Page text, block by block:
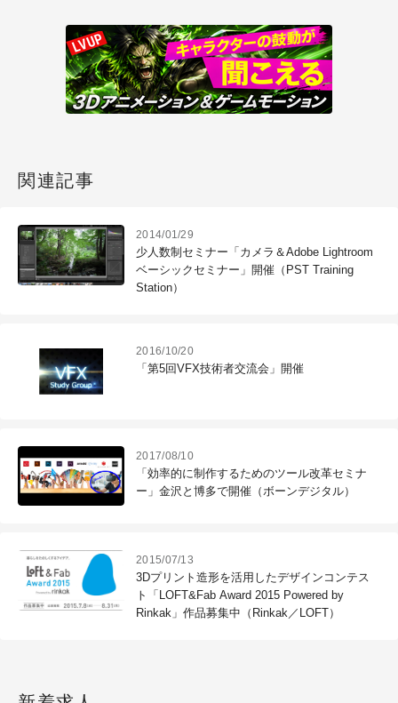
関連記事
2014/01/29
少人数制セミナー「カメラ＆Adobe Lightroom
ベーシックセミナー」開催（PST Training
Station）
2016/10/20
「第5回VFX技術者交流会」開催
2017/08/10
「効率的に制作するためのツール改革セミナ
ー」金沢と博多で開催（ボーンデジタル）
2015/07/13
3Dプリント造形を活用したデザインコンテス
ト「LOFT&Fab Award 2015 Powered by
Rinkak」作品募集中（Rinkak／LOFT）